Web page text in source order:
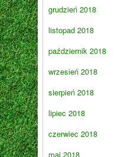
grudzień 2018
listopad 2018
październik 2018
wrzesień 2018
sierpień 2018
lipiec 2018
czerwiec 2018
maj 2018